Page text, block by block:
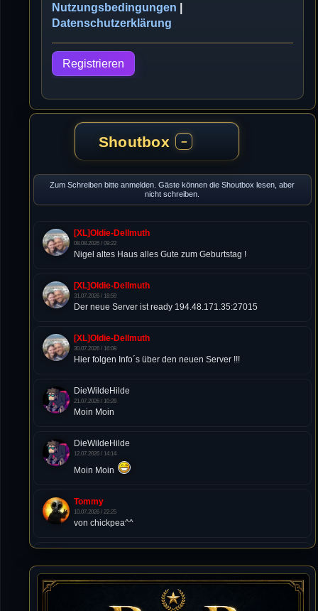
Nutzungsbedingungen
Datenschutzerklärung
Registrieren
Shoutbox −
Zum Schreiben bitte anmelden. Gäste können die Shoutbox lesen, aber
nicht schreiben.
[XL]Oldie-Dellmuth
08.08.2026 / 09:22
Nigel altes Haus alles Gute zum Geburtstag !
[XL]Oldie-Dellmuth
31.07.2026 / 18:59
Der neue Server ist ready 194.48.171.35:27015
[XL]Oldie-Dellmuth
30.07.2026 / 16:08
Hier folgen Info´s über den neuen Server !!!
DieWildeHilde
21.07.2026 / 10:28
Moin Moin
DieWildeHilde
12.07.2026 / 14:14
Moin Moin
Tommy
10.07.2026 / 22:25
von chickpea^^
10.07.2026 / 22:25
Letzte Aktivität:
27. Dez 2023, 22:48